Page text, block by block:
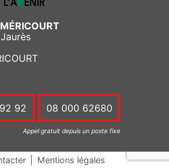
92 08 000 62680
Appel gratuit depuis un poste fixe
Mentions légales